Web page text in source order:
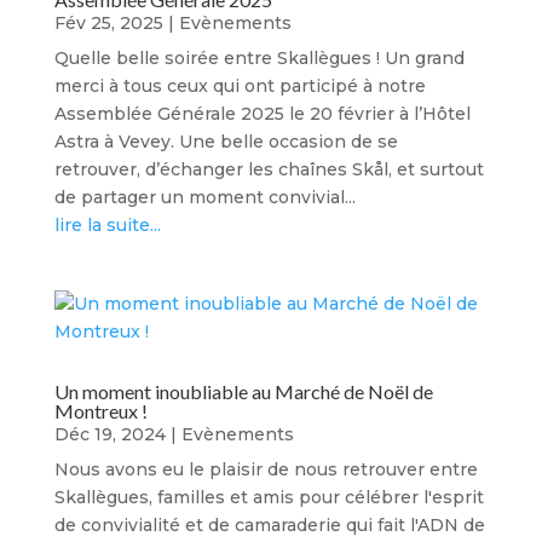
Fév 25, 2025 | Evènements
Quelle belle soirée entre Skallègues ! Un grand
merci à tous ceux qui ont participé à notre
Assemblée Générale 2025 le 20 février à l’Hôtel
Astra à Vevey. Une belle occasion de se
retrouver, d’échanger les chaînes Skål, et surtout
de partager un moment convivial...
lire la suite...
Un moment inoubliable au Marché de Noël de
Montreux !
Déc 19, 2024| Evènements
Nous avons eu le plaisir de nous retrouver entre
Skallègues, familles et amis pour célébrer l'esprit
de convivialité et de camaraderie qui fait l'ADN de